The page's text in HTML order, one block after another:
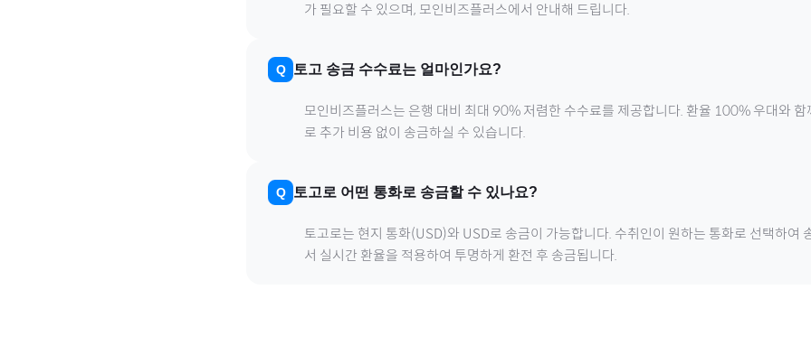
가 필요할 수 있으며, 모인비즈플러스에서 안내해 드립니다.
토고 송금 수수료는 얼마인가요?
모인비즈플러스는 은행 대비 최대 90% 저렴한 수수료를 제공합니다. 환율 100% 우대와
로 추가 비용 없이 송금하실 수 있습니다.
토고로 어떤 통화로 송금할 수 있나요?
토고로는 현지 통화(USD)와 USD로 송금이 가능합니다. 수취인이 원하는 통화로 선택하여
서 실시간 환율을 적용하여 투명하게 환전 후 송금됩니다.